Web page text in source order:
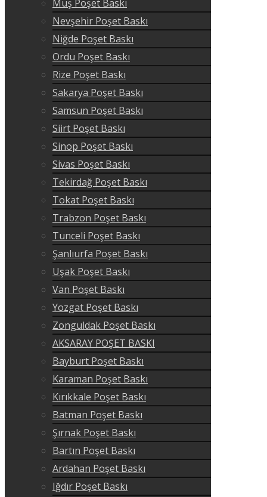
Muş Poşet Baskı
Nevşehir Poşet Baskı
Niğde Poşet Baskı
Ordu Poşet Baskı
Rize Poşet Baskı
Sakarya Poşet Baskı
Samsun Poşet Baskı
Siirt Poşet Baskı
Sinop Poşet Baskı
Sivas Poşet Baskı
Tekirdağ Poşet Baskı
Tokat Poşet Baskı
Trabzon Poşet Baskı
Tunceli Poşet Baskı
Şanlıurfa Poşet Baskı
Uşak Poşet Baskı
Van Poşet Baskı
Yozgat Poşet Baskı
Zonguldak Poşet Baskı
AKSARAY POŞET BASKI
Bayburt Poşet Baskı
Karaman Poşet Baskı
Kırıkkale Poşet Baskı
Batman Poşet Baskı
Şırnak Poşet Baskı
Bartın Poşet Baskı
Ardahan Poşet Baskı
Iğdır Poşet Baskı